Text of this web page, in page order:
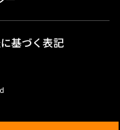
基づく表記